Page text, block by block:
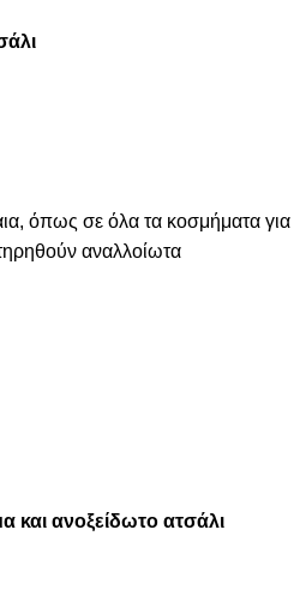
όπως σε όλα τα κοσμήματα
αναλλοίωτα
και ανοξείδωτο ατσάλι